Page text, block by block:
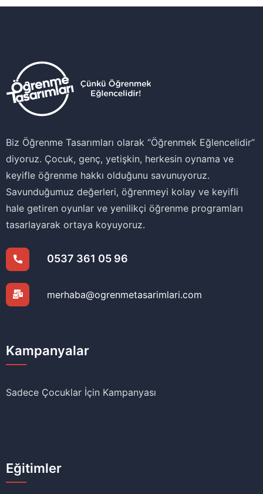
İnovatif İş Yaşamı Eğitimleri
Bridge Building (Sosyal Uyum) Aktiviteleri
Öğrenme Stratejileri Eğitim Serisi
Harekete Geç Eğitim Serisi
Farkındalık Eğitimleri
Bültene Abone Olabilirsin!
Mail aboneliği ile güncel etkinliklerden
haberdar olabilirsiniz.
Onaylıyorum
Bizi Takip Edin!